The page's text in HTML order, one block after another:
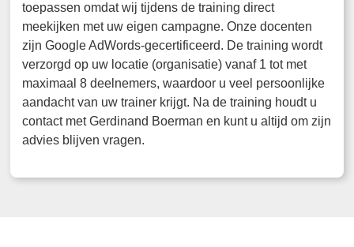
toepassen omdat wij tijdens de training direct
meekijken met uw eigen campagne. Onze docenten
zijn Google AdWords-gecertificeerd. De training wordt
verzorgd op uw locatie (organisatie) vanaf 1 tot met
maximaal 8 deelnemers, waardoor u veel persoonlijke
aandacht van uw trainer krijgt. Na de training houdt u
contact met Gerdinand Boerman en kunt u altijd om zijn
advies blijven vragen.